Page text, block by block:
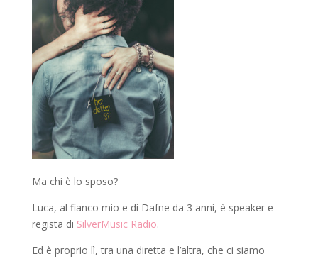
Ma chi è lo sposo?
Luca, al fianco mio e di Dafne da 3 anni, è speaker e
regista di SilverMusic Radio.
Ed è proprio lì, tra una diretta e l’altra, che ci siamo